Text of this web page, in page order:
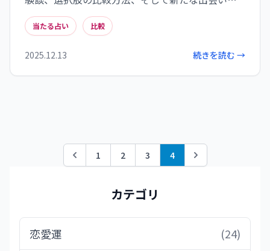
期待を込めた内容です。これを参考に、自分に合っ
た占い師を見つけて、より良い未来を描いてみて
当たる占い 比較
2025.12.13 続きを読む →
Previous
1 2 3 4 Next
カテゴリ
恋愛運 (24)